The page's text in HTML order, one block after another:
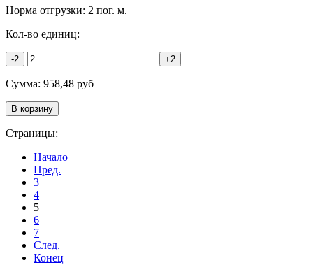
Норма отгрузки: 2 пог. м.
Кол-во единиц:
-2 +2
Сумма: 958,48 руб
Страницы:
Начало
Пред.
3
4
5
6
7
След.
Конец